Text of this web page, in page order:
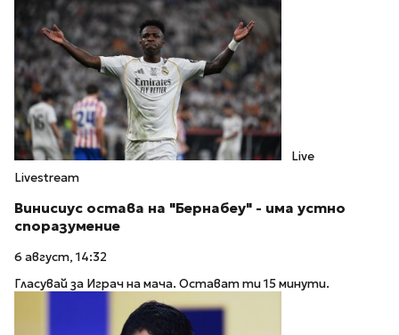
Live
Livestream
Винисиус остава на "Бернабеу" - има устно
споразумение
6 август, 14:32
Гласувай за Играч на мача. Остават ти 15 минути.